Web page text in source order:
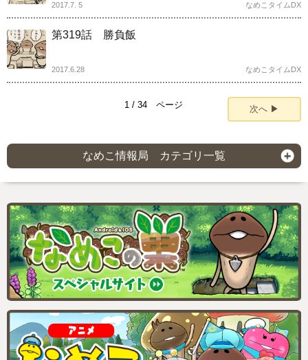
2017.7. 5 なめこタイムDX
第319話 勝負飯
2017.6.28 なめこタイムDX
1 / 34 ページ 次へ ▶
なめこ情報局 カテゴリ一覧